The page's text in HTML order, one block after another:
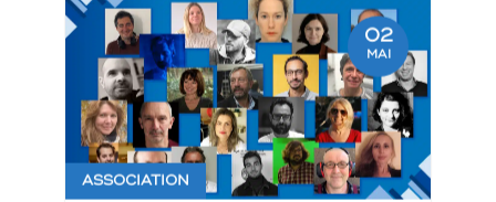
02
MAI
ASSOCIATION